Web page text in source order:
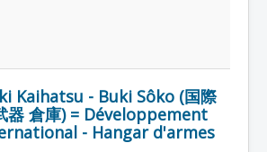
Kaihatsu - Buki Sôko (国際
器 倉庫) = Développement
- Hangar d'armes